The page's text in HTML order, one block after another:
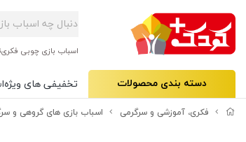
اسباب بازی چوبی فکری
دسته بندی محصولات تخفیفی های ویژه
فکری، آموزشی و سرگرمی اسباب بازی های گروهی و